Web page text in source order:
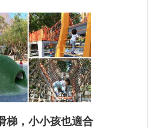
梯，小小孩也適合